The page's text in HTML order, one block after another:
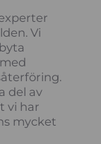
Vi
del av
vi har
mycket